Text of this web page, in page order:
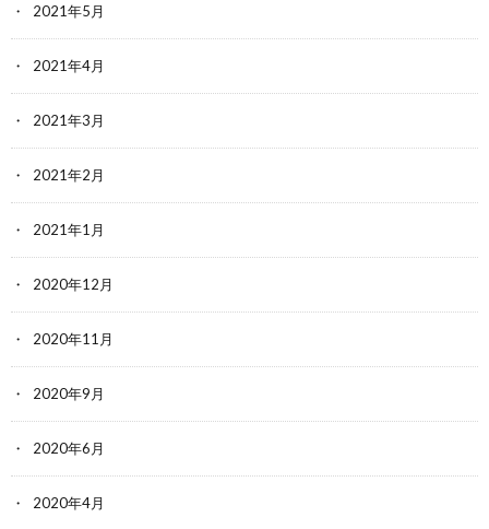
2021年5月
2021年4月
2021年3月
2021年2月
2021年1月
2020年12月
2020年11月
2020年9月
2020年6月
2020年4月